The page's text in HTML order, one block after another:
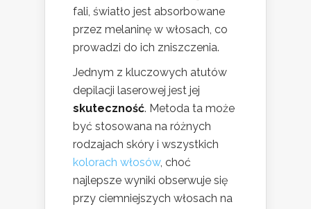
fali, światło jest absorbowane
przez melaninę w włosach, co
prowadzi do ich zniszczenia.
Jednym z kluczowych atutów
depilacji laserowej jest jej
skuteczność. Metoda ta może
być stosowana na różnych
rodzajach skóry i wszystkich
kolorach włosów, choć
najlepsze wyniki obserwuje się
przy ciemniejszych włosach na